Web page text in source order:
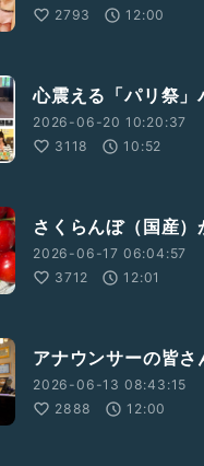
2793
12:00
心震える「パリ祭
2026-06-20 10:20:37
3118
10:52
さくらんぼ（国産
2026-06-17 06:04:57
3712
12:01
アナウンサーの皆
2026-06-13 08:43:15
2888
12:00